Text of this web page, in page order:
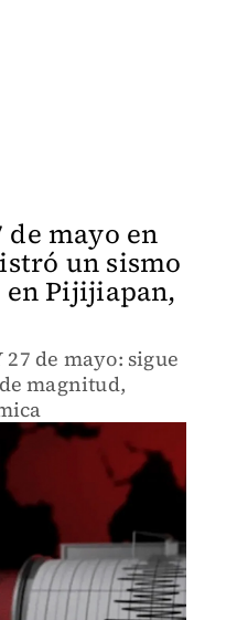
de mayo en
un sismo
en Pijijiapan,
de mayo: sigue
magnitud,